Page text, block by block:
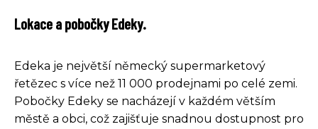
Lokace a pobočky Edeky.
Edeka je největší německý supermarketový
řetězec s více než 11 000 prodejnami po celé zemi.
Pobočky Edeky se nacházejí v každém větším
městě a obci, což zajišťuje snadnou dostupnost pro